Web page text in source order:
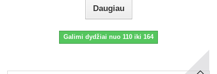
Daugiau
Galimi dydžiai nuo 110 iki 164